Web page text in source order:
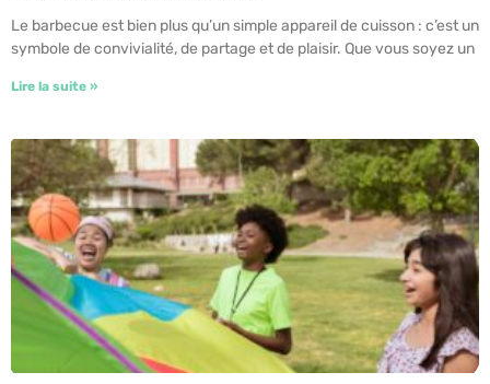
Le barbecue est bien plus qu’un simple appareil de cuisson : c’est un
symbole de convivialité, de partage et de plaisir. Que vous soyez un
Lire la suite »